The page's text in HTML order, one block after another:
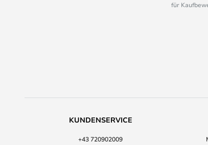
für
KUNDENSERVICE
+43 720902009